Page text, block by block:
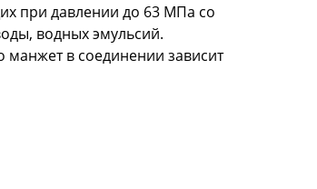
при давлении до 63 МПа со
водных эмульсий.
в соединении зависит